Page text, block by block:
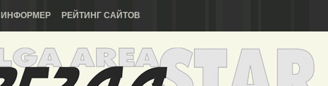
ИНФОРМЕР РЕЙТИНГ САЙТОВ